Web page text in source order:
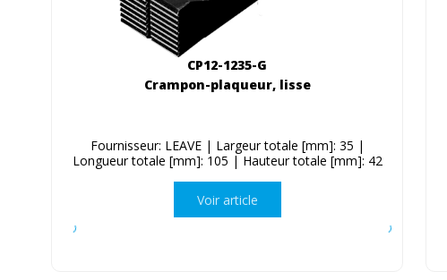
CP12-1235-G
Crampon-plaqueur, lisse
Fournisseur: LEAVE | Largeur totale [mm]: 35 |
Longueur totale [mm]: 105 | Hauteur totale [mm]: 42
Voir article